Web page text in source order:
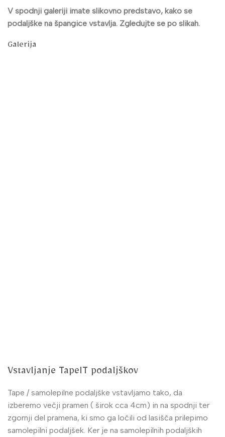
V spodnji galeriji imate slikovno predstavo, kako se
podaljške na špangice vstavlja. Zgledujte se po slikah.
Galerija
Vstavljanje TapeIT podaljškov
Tape / samolepilne podaljške vstavljamo tako, da
izberemo večji pramen ( širok cca 4cm) in na spodnji ter
zgornji del pramena, ki smo ga ločili od lasišča prilepimo
samolepilni podaljšek. Ker je na samolepilnih podaljških